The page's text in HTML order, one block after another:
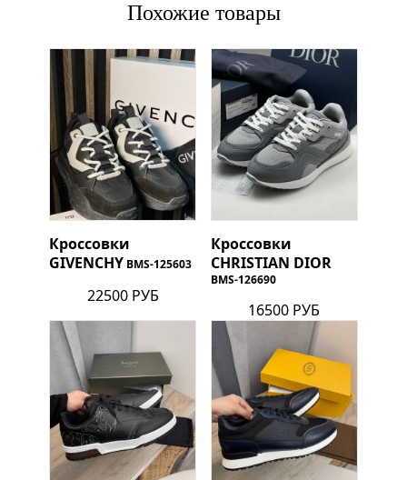
Похожие товары
Кроссовки
GIVENCHY BMS-125603
22500 РУБ
Кроссовки
CHRISTIAN DIOR
BMS-126690
16500 РУБ